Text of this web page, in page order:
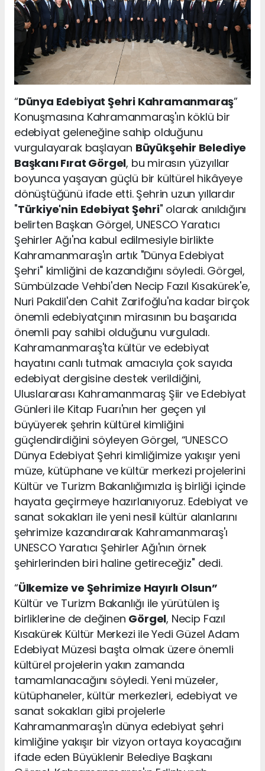
“Dünya Edebiyat Şehri Kahramanmaraş”
Konuşmasına Kahramanmaraş'ın köklü bir
edebiyat geleneğine sahip olduğunu
vurgulayarak başlayan Büyükşehir Belediye
Başkanı Fırat Görgel, bu mirasın yüzyıllar
boyunca yaşayan güçlü bir kültürel hikâyeye
dönüştüğünü ifade etti. Şehrin uzun yıllardır
"Türkiye'nin Edebiyat Şehri" olarak anıldığını
belirten Başkan Görgel, UNESCO Yaratıcı
Şehirler Ağı'na kabul edilmesiyle birlikte
Kahramanmaraş'ın artık "Dünya Edebiyat
Şehri" kimliğini de kazandığını söyledi. Görgel,
Sümbülzade Vehbi'den Necip Fazıl Kısakürek'e,
Nuri Pakdil'den Cahit Zarifoğlu'na kadar birçok
önemli edebiyatçının mirasının bu başarıda
önemli pay sahibi olduğunu vurguladı.
Kahramanmaraş'ta kültür ve edebiyat
hayatını canlı tutmak amacıyla çok sayıda
edebiyat dergisine destek verildiğini,
Uluslararası Kahramanmaraş Şiir ve Edebiyat
Günleri ile Kitap Fuarı'nın her geçen yıl
büyüyerek şehrin kültürel kimliğini
güçlendirdiğini söyleyen Görgel, “UNESCO
Dünya Edebiyat Şehri kimliğimize yakışır yeni
müze, kütüphane ve kültür merkezi projelerini
Kültür ve Turizm Bakanlığımızla iş birliği içinde
hayata geçirmeye hazırlanıyoruz. Edebiyat ve
sanat sokakları ile yeni nesil kültür alanlarını
şehrimize kazandırarak Kahramanmaraş'ı
UNESCO Yaratıcı Şehirler Ağı'nın örnek
şehirlerinden biri haline getireceğiz" dedi.
“Ülkemize ve Şehrimize Hayırlı Olsun”
Kültür ve Turizm Bakanlığı ile yürütülen iş
birliklerine de değinen Görgel, Necip Fazıl
Kısakürek Kültür Merkezi ile Yedi Güzel Adam
Edebiyat Müzesi başta olmak üzere önemli
kültürel projelerin yakın zamanda
tamamlanacağını söyledi. Yeni müzeler,
kütüphaneler, kültür merkezleri, edebiyat ve
sanat sokakları gibi projelerle
Kahramanmaraş'ın dünya edebiyat şehri
kimliğine yakışır bir vizyon ortaya koyacağını
ifade eden Büyüklenir Belediye Başkanı